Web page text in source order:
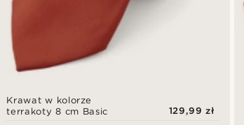
Krawat w kolorze
terrakoty 8 cm Basic
129,99 zł